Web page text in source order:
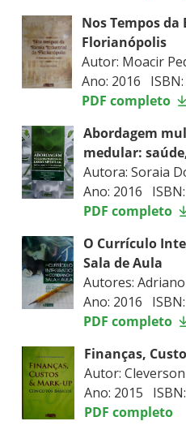
Nos Tempos
Florianópolis
Autor: Moacir
Ano: 2016
PDF completo
Abordagem
medular:
Autora: Soraia
Ano: 2016
PDF completo
O Currículo
Sala de Aula
Autores:
Ano: 2016
PDF completo
Finanças,
Autor:
Ano: 2015
PDF completo